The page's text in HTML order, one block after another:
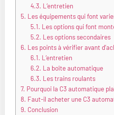
4.3. L’entretien
5. Les équipements qui font
5.1. Les options qui font
5.2. Les options secondaires
6. Les points à vérifier avant
6.1. L’entretien
6.2. La boîte automatique
6.3. Les trains roulants
7. Pourquoi la C3 automatique
8. Faut-il acheter une C3
9. Conclusion